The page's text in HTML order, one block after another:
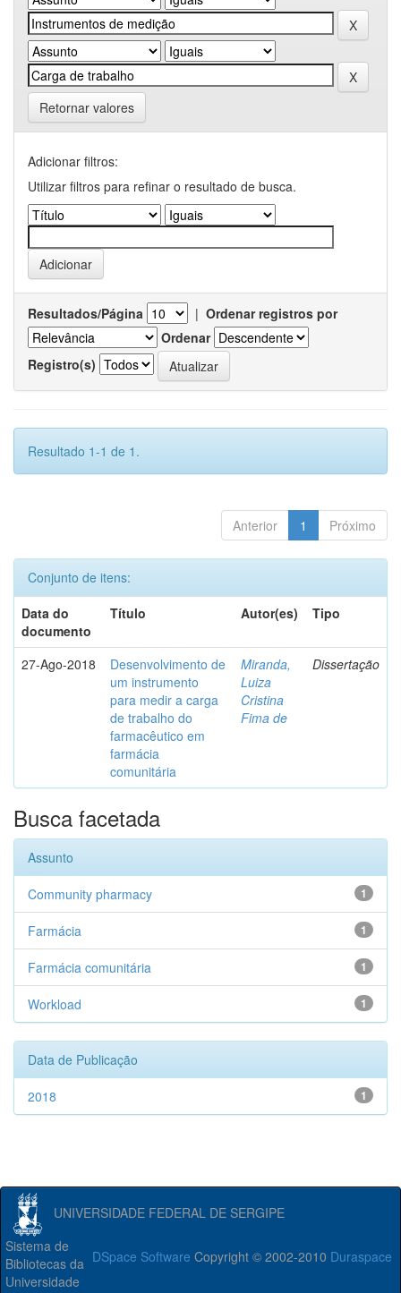
Retornar valores
Adicionar filtros:
Utilizar filtros para refinar o resultado de busca.
Resultados/Página | Ordenar registros por
Ordenar
Registro(s)
Resultado 1-1 de 1.
Anterior 1 Próximo
Conjunto de itens:
Data do
documento
Título Autor(es) Tipo
27-Ago-2018
Desenvolvimento de
um instrumento
para medir a carga
de trabalho do
farmacêutico em
farmácia
comunitária
Miranda,
Luiza
Cristina
Fima de
Dissertação
Busca facetada
Assunto
1
Community pharmacy
1
Farmácia
1
Farmácia comunitária
1
Workload
Data de Publicação
1
2018
UNIVERSIDADE FEDERAL DE SERGIPE
DSpace Software Copyright © 2002-2010 Duraspace
Sistema de
Bibliotecas da
Universidade